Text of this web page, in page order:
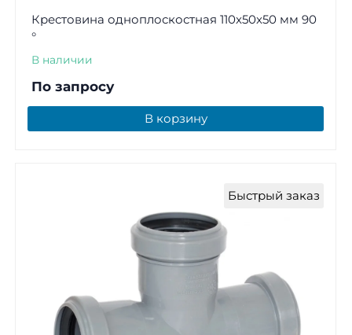
Крестовина одноплоскостная 110x50x50 мм 90
°
В наличии
По запросу
В корзину
Быстрый заказ